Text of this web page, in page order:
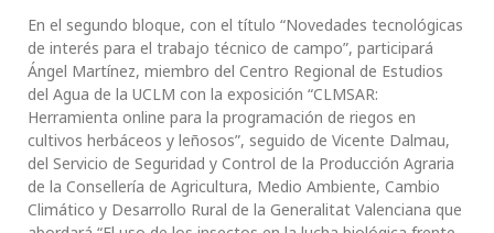
En el segundo bloque, con el título “Novedades tecnológicas
de interés para el trabajo técnico de campo”, participará
Ángel Martínez, miembro del Centro Regional de Estudios
del Agua de la UCLM con la exposición “CLMSAR:
Herramienta online para la programación de riegos en
cultivos herbáceos y leñosos”, seguido de Vicente Dalmau,
del Servicio de Seguridad y Control de la Producción Agraria
de la Consellería de Agricultura, Medio Ambiente, Cambio
Climático y Desarrollo Rural de la Generalitat Valenciana que